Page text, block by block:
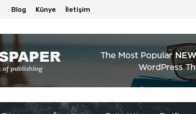
Blog Künye İletişim